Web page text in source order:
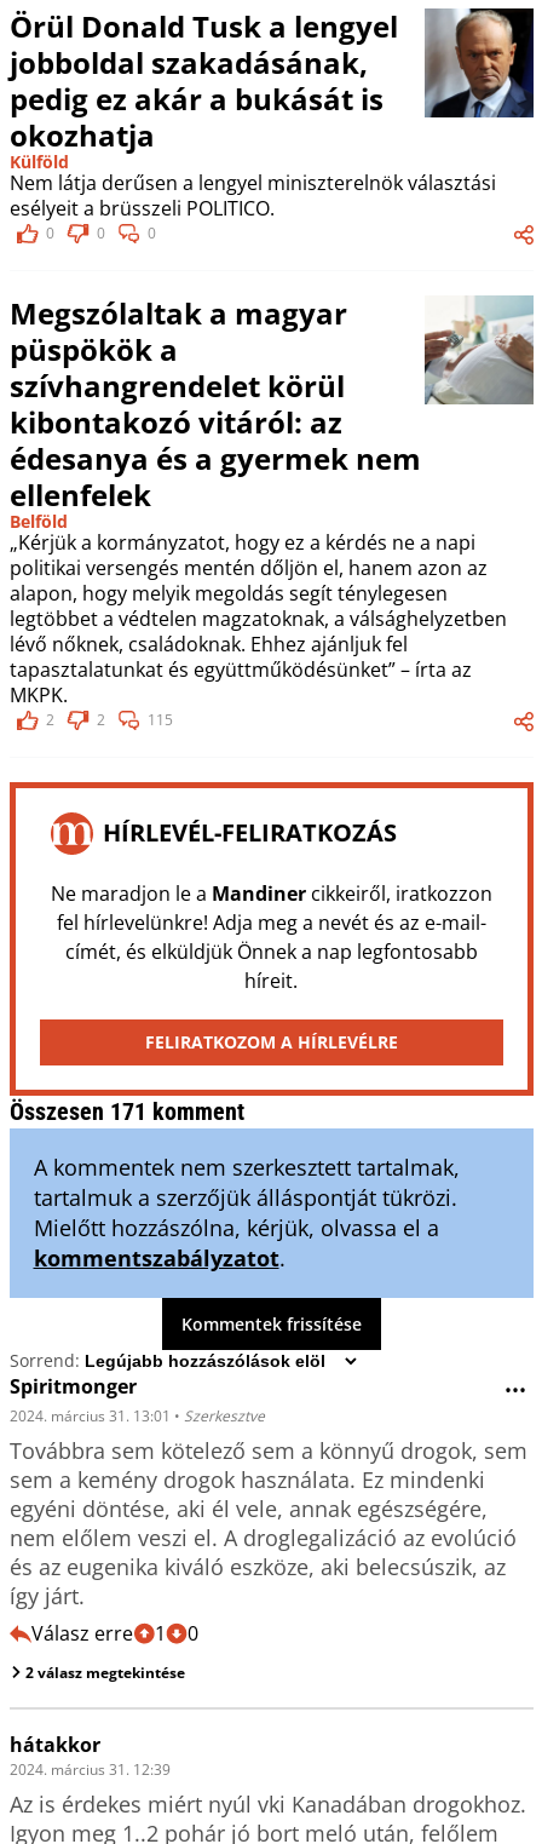
Örül Donald Tusk a lengyel
jobboldal szakadásának,
pedig ez akár a bukását is
okozhatja
Külföld
Nem látja derűsen a lengyel miniszterelnök választási
esélyeit a brüsszeli POLITICO.
0 0 0
Megszólaltak a magyar
püspökök a
szívhangrendelet körül
kibontakozó vitáról: az
édesanya és a gyermek nem
ellenfelek
Belföld
„Kérjük a kormányzatot, hogy ez a kérdés ne a napi
politikai versengés mentén dőljön el, hanem azon az
alapon, hogy melyik megoldás segít ténylegesen
legtöbbet a védtelen magzatoknak, a válsághelyzetben
lévő nőknek, családoknak. Ehhez ajánljuk fel
tapasztalatunkat és együttműködésünket” – írta az
MKPK.
2 2 115
HÍRLEVÉL-FELIRATKOZÁS
Ne maradjon le a Mandinercikkeiről, iratkozzon
fel hírlevelünkre! Adja meg a nevét és az e-mail-
címét, és elküldjük Önnek a nap legfontosabb
híreit.
FELIRATKOZOM A HÍRLEVÉLRE
Összesen 171 komment
A kommentek nem szerkesztett tartalmak,
tartalmuk a szerzőjük álláspontját tükrözi.
Mielőtt hozzászólna, kérjük, olvassa el a
kommentszabályzatot.
Kommentek frissítése
Sorrend:
Spiritmonger •••
2024. március 31. 13:01 • Szerkesztve
Továbbra sem kötelező sem a könnyű drogok, sem
sem a kemény drogok használata. Ez mindenki
egyéni döntése, aki él vele, annak egészségére,
nem előlem veszi el. A droglegalizáció az evolúció
és az eugenika kiváló eszköze, aki belecsúszik, az
Válasz erre 1 0
2 válasz megtekintése
hátakkor
2024. március 31. 12:39
Az is érdekes miért nyúl vki Kanadában drogokhoz.
Igyon meg 1..2 pohár jó bort meló után, felőlem